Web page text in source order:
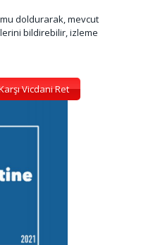
doldurarak, mevcut
bildirebilir, izleme
Vicdani Ret